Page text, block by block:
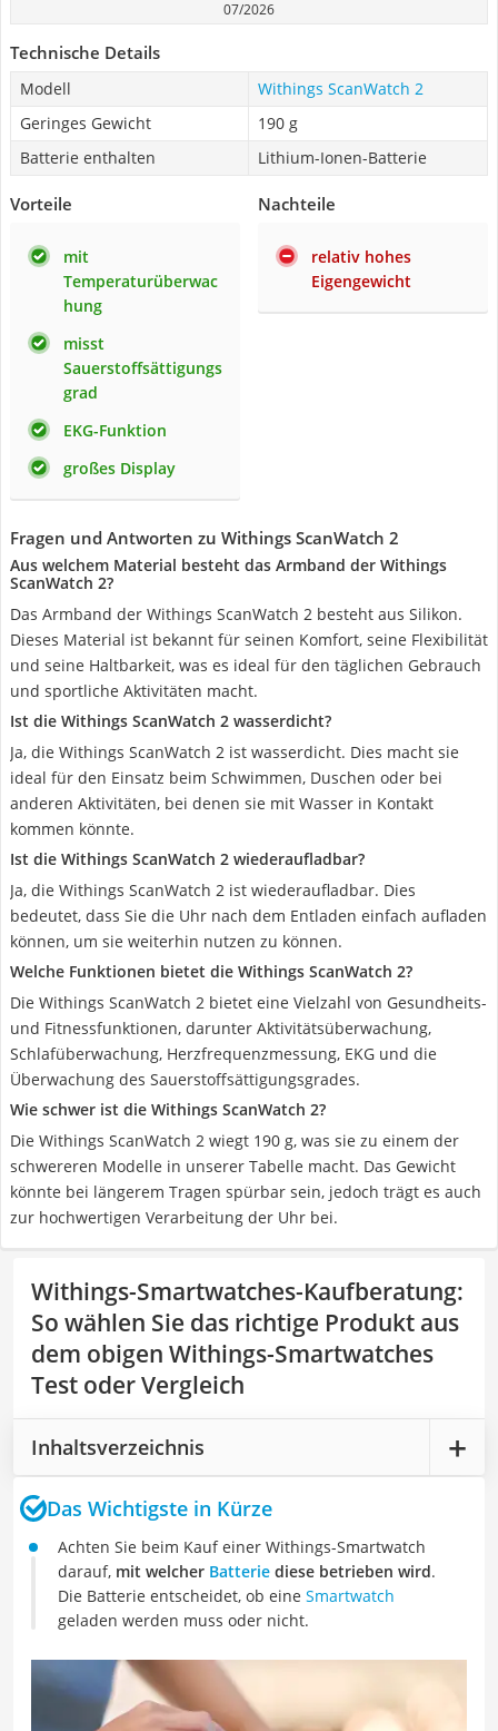
07/2026
Technische Details
Modell
Withings ScanWatch 2
Geringes Gewicht
190 g
Batterie enthalten
Lithium-Ionen-Batterie
Vorteile
mit
Temperaturüberwac
hung
misst
Sauerstoffsättigungs
grad
EKG-Funktion
großes Display
Nachteile
relativ hohes
Eigengewicht
Fragen und Antworten zu Withings ScanWatch 2
Aus welchem Material besteht das Armband der Withings
ScanWatch 2?
Das Armband der Withings ScanWatch 2 besteht aus Silikon.
Dieses Material ist bekannt für seinen Komfort, seine Flexibilität
und seine Haltbarkeit, was es ideal für den täglichen Gebrauch
und sportliche Aktivitäten macht.
Ist die Withings ScanWatch 2 wasserdicht?
Ja, die Withings ScanWatch 2 ist wasserdicht. Dies macht sie
ideal für den Einsatz beim Schwimmen, Duschen oder bei
anderen Aktivitäten, bei denen sie mit Wasser in Kontakt
kommen könnte.
Ist die Withings ScanWatch 2 wiederaufladbar?
Ja, die Withings ScanWatch 2 ist wiederaufladbar. Dies
bedeutet, dass Sie die Uhr nach dem Entladen einfach aufladen
können, um sie weiterhin nutzen zu können.
Welche Funktionen bietet die Withings ScanWatch 2?
Die Withings ScanWatch 2 bietet eine Vielzahl von Gesundheits-
und Fitnessfunktionen, darunter Aktivitätsüberwachung,
Schlafüberwachung, Herzfrequenzmessung, EKG und die
Überwachung des Sauerstoffsättigungsgrades.
Wie schwer ist die Withings ScanWatch 2?
Die Withings ScanWatch 2 wiegt 190 g, was sie zu einem der
schwereren Modelle in unserer Tabelle macht. Das Gewicht
könnte bei längerem Tragen spürbar sein, jedoch trägt es auch
zur hochwertigen Verarbeitung der Uhr bei.
Withings-Smartwatches-Kaufberatung:
So wählen Sie das richtige Produkt aus
dem obigen Withings-Smartwatches
Test oder Vergleich
Inhaltsverzeichnis
Das Wichtigste in Kürze
Achten Sie beim Kauf einer Withings-Smartwatch
darauf, mit welcher Batterie diese betrieben wird.
Die Batterie entscheidet, ob eine Smartwatch
geladen werden muss oder nicht.